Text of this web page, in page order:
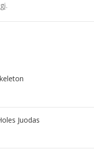
Juodas